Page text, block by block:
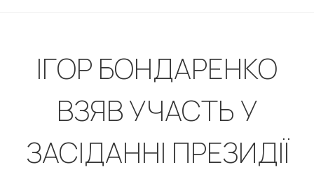
ІГОР БОНДАРЕНКО
ВЗЯВ УЧАСТЬ У
ЗАСІДАННІ ПРЕЗИДІЇ